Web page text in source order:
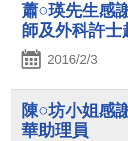
蕭○瑛先生感
師及外科許士
2016/2/3
陳○坊小姐感
華助理員